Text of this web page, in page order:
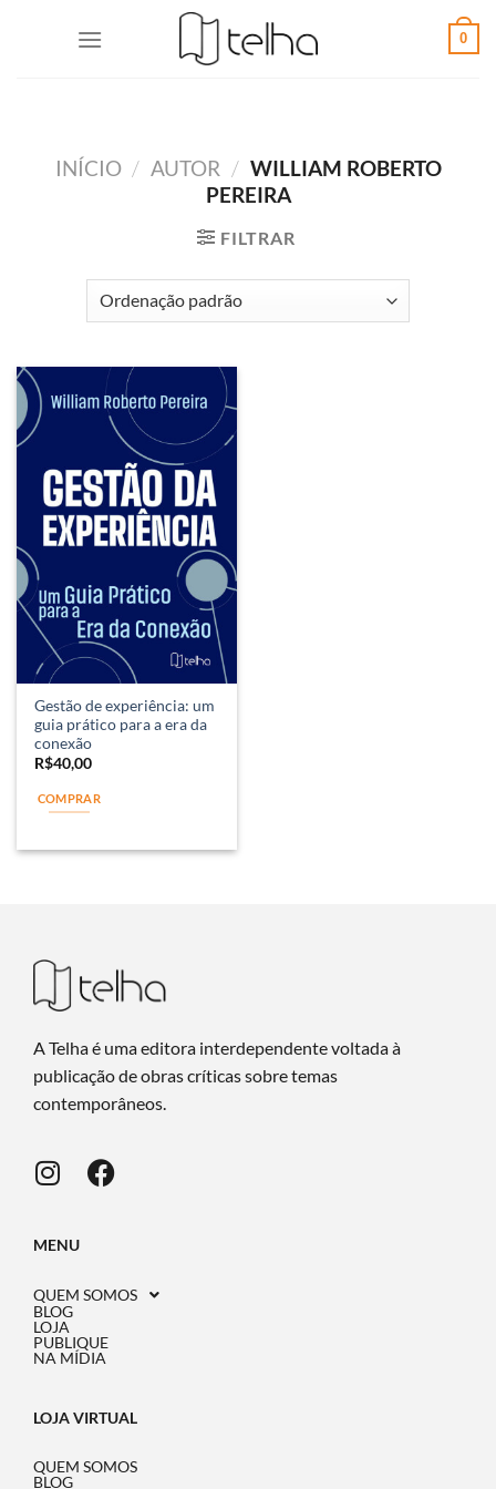
0
INÍCIO / AUTOR / WILLIAM ROBERTO
PEREIRA
FILTRAR
Gestão de experiência: um
guia prático para a era da
conexão
R$40,00
COMPRAR
A Telha é uma editora interdependente voltada à
publicação de obras críticas sobre temas
contemporâneos.
MENU
QUEM SOMOS
BLOG
LOJA
PUBLIQUE
NA MÍDIA
LOJA VIRTUAL
QUEM SOMOS
BLOG